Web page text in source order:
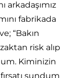
arkadaşımız
fabrikada
“Bakın
risk alıp
Kiminizin
sundum